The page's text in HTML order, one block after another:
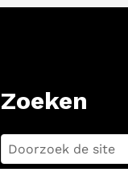
Zoeken
ZOEKEN
FOR: